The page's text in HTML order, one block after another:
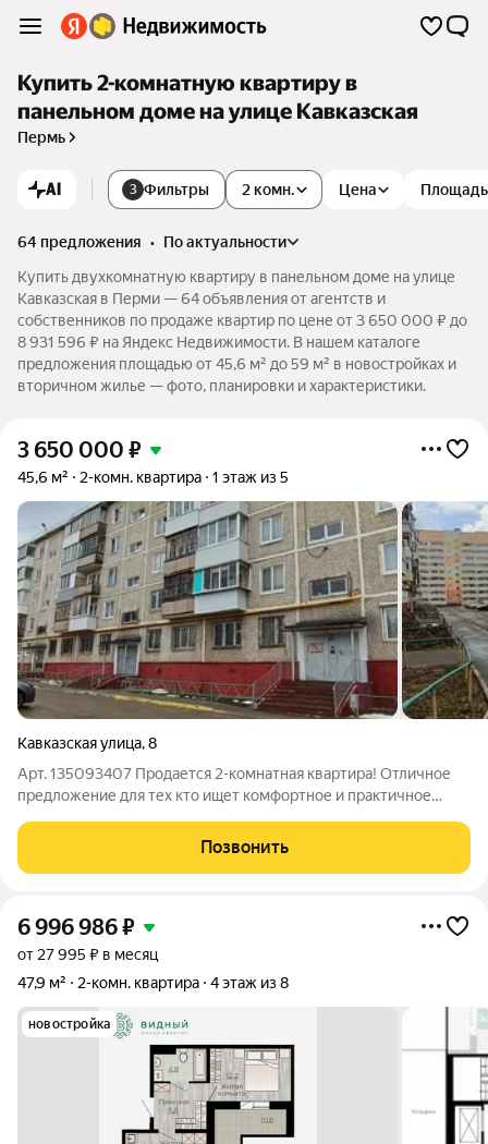
Купить 2-комнатную квартиру в
панельном доме на улице Кавказская
Пермь
AI 3 Фильтры 2 комн. Цена Площадь
64 предложения •
по актуальности
Купить двухкомнатную квартиру в панельном доме на улице
Кавказская в Перми — 64 объявления от агентств и
собственников по продаже квартир по цене от 3 650 000 ₽ до
8 931 596 ₽ на Яндекс Недвижимости. В нашем каталоге
предложения площадью от 45,6 м² до 59 м² в новостройках и
вторичном жилье — фото, планировки и характеристики.
3 650 000 ₽
45,6 м² 2-комн. квартира 1 этаж из 5
Кавказская улица,8
Арт. 135093407 Продается 2-комнатная квартира! Отличное
предложение для тех кто ищет комфортное и практичное
комфортная планировка Окна на разные стороны- много света
и свежего воздуха Дом панельный,
Позвонить
6 996 986₽
от 27 995 ₽ в месяц
47,9 м²
2-комн. квартира 4 этаж из 8
новостройка